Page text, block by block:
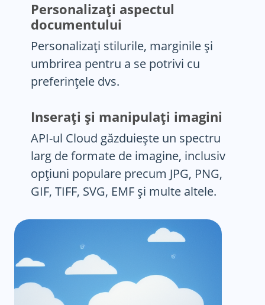
Personalizați aspectul
documentului
Personalizați stilurile, marginile și
umbrirea pentru a se potrivi cu
preferințele dvs.
Inserați și manipulați imagini
API-ul Cloud găzduiește un spectru
larg de formate de imagine, inclusiv
opțiuni populare precum JPG, PNG,
GIF, TIFF, SVG, EMF și multe altele.